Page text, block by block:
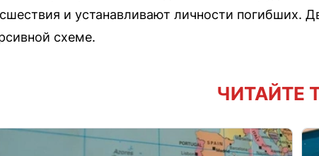
и устанавливают личности погибших.
схеме.
ЧИТАЙТЕ